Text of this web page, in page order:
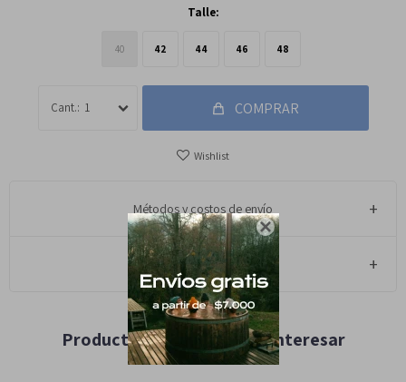

Talle:
40 42 44 46 48
1 COMPRAR
Métodos y costos de envío
Cambios y Devoluciones
Productos que te pueden interesar